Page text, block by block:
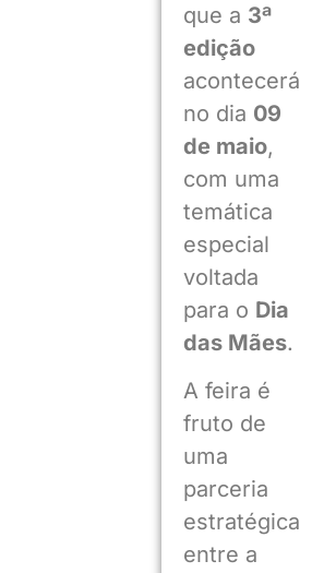
que a 3ª
edição
acontecerá
no dia 09
de maio,
com uma
temática
especial
voltada
para o Dia
das Mães.
A feira é
fruto de
uma
parceria
estratégica
entre a